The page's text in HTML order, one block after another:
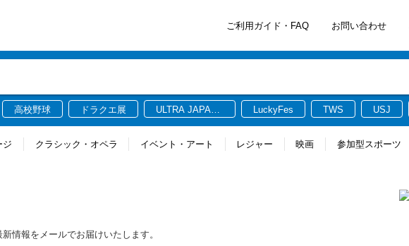
ご利用ガイド・FAQ お問い合わせ
高校野球 ドラクエ展
ULTRA JAPAN
LuckyFes TWS USJ
ジ クラシック・オペラ イベント・アート レジャー 映画 参加型スポーツ
情報をメールでお届けいたします。